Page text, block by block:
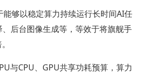
够以稳定算力持续运行长时间AI任
后台图像生成等，等效于将旗舰手
与CPU、GPU共享功耗预算，算力